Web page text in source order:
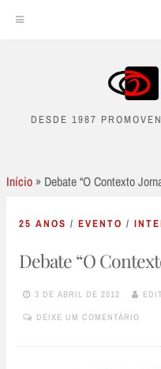
contentDESDE 1987
Início » Debate “O Contexto
25 ANOS / EVENTO /
Debate “O
3 DE ABRIL DE 2012
DEIXE UM COMENTÁRIO